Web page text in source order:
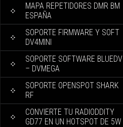
MAPA REPETIDORES DMR BM
ESPAÑA
SOPORTE FIRMWARE Y SOFT
DV4MINI
SOPORTE SOFTWARE BLUEDV
– DVMEGA
SOPORTE OPENSPOT SHARK
RF
CONVIERTE TU RADIODDITY
GD77 EN UN HOTSPOT DE 5W